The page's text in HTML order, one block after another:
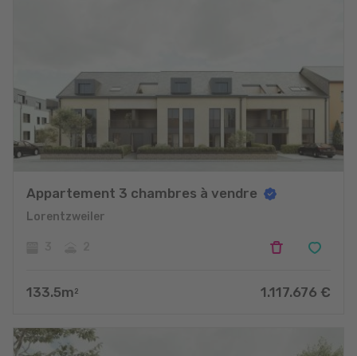
Appartement 3 chambres à vendre
Lorentzweiler
133.5m 2 1.117.676 €